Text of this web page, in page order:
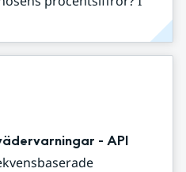
- API